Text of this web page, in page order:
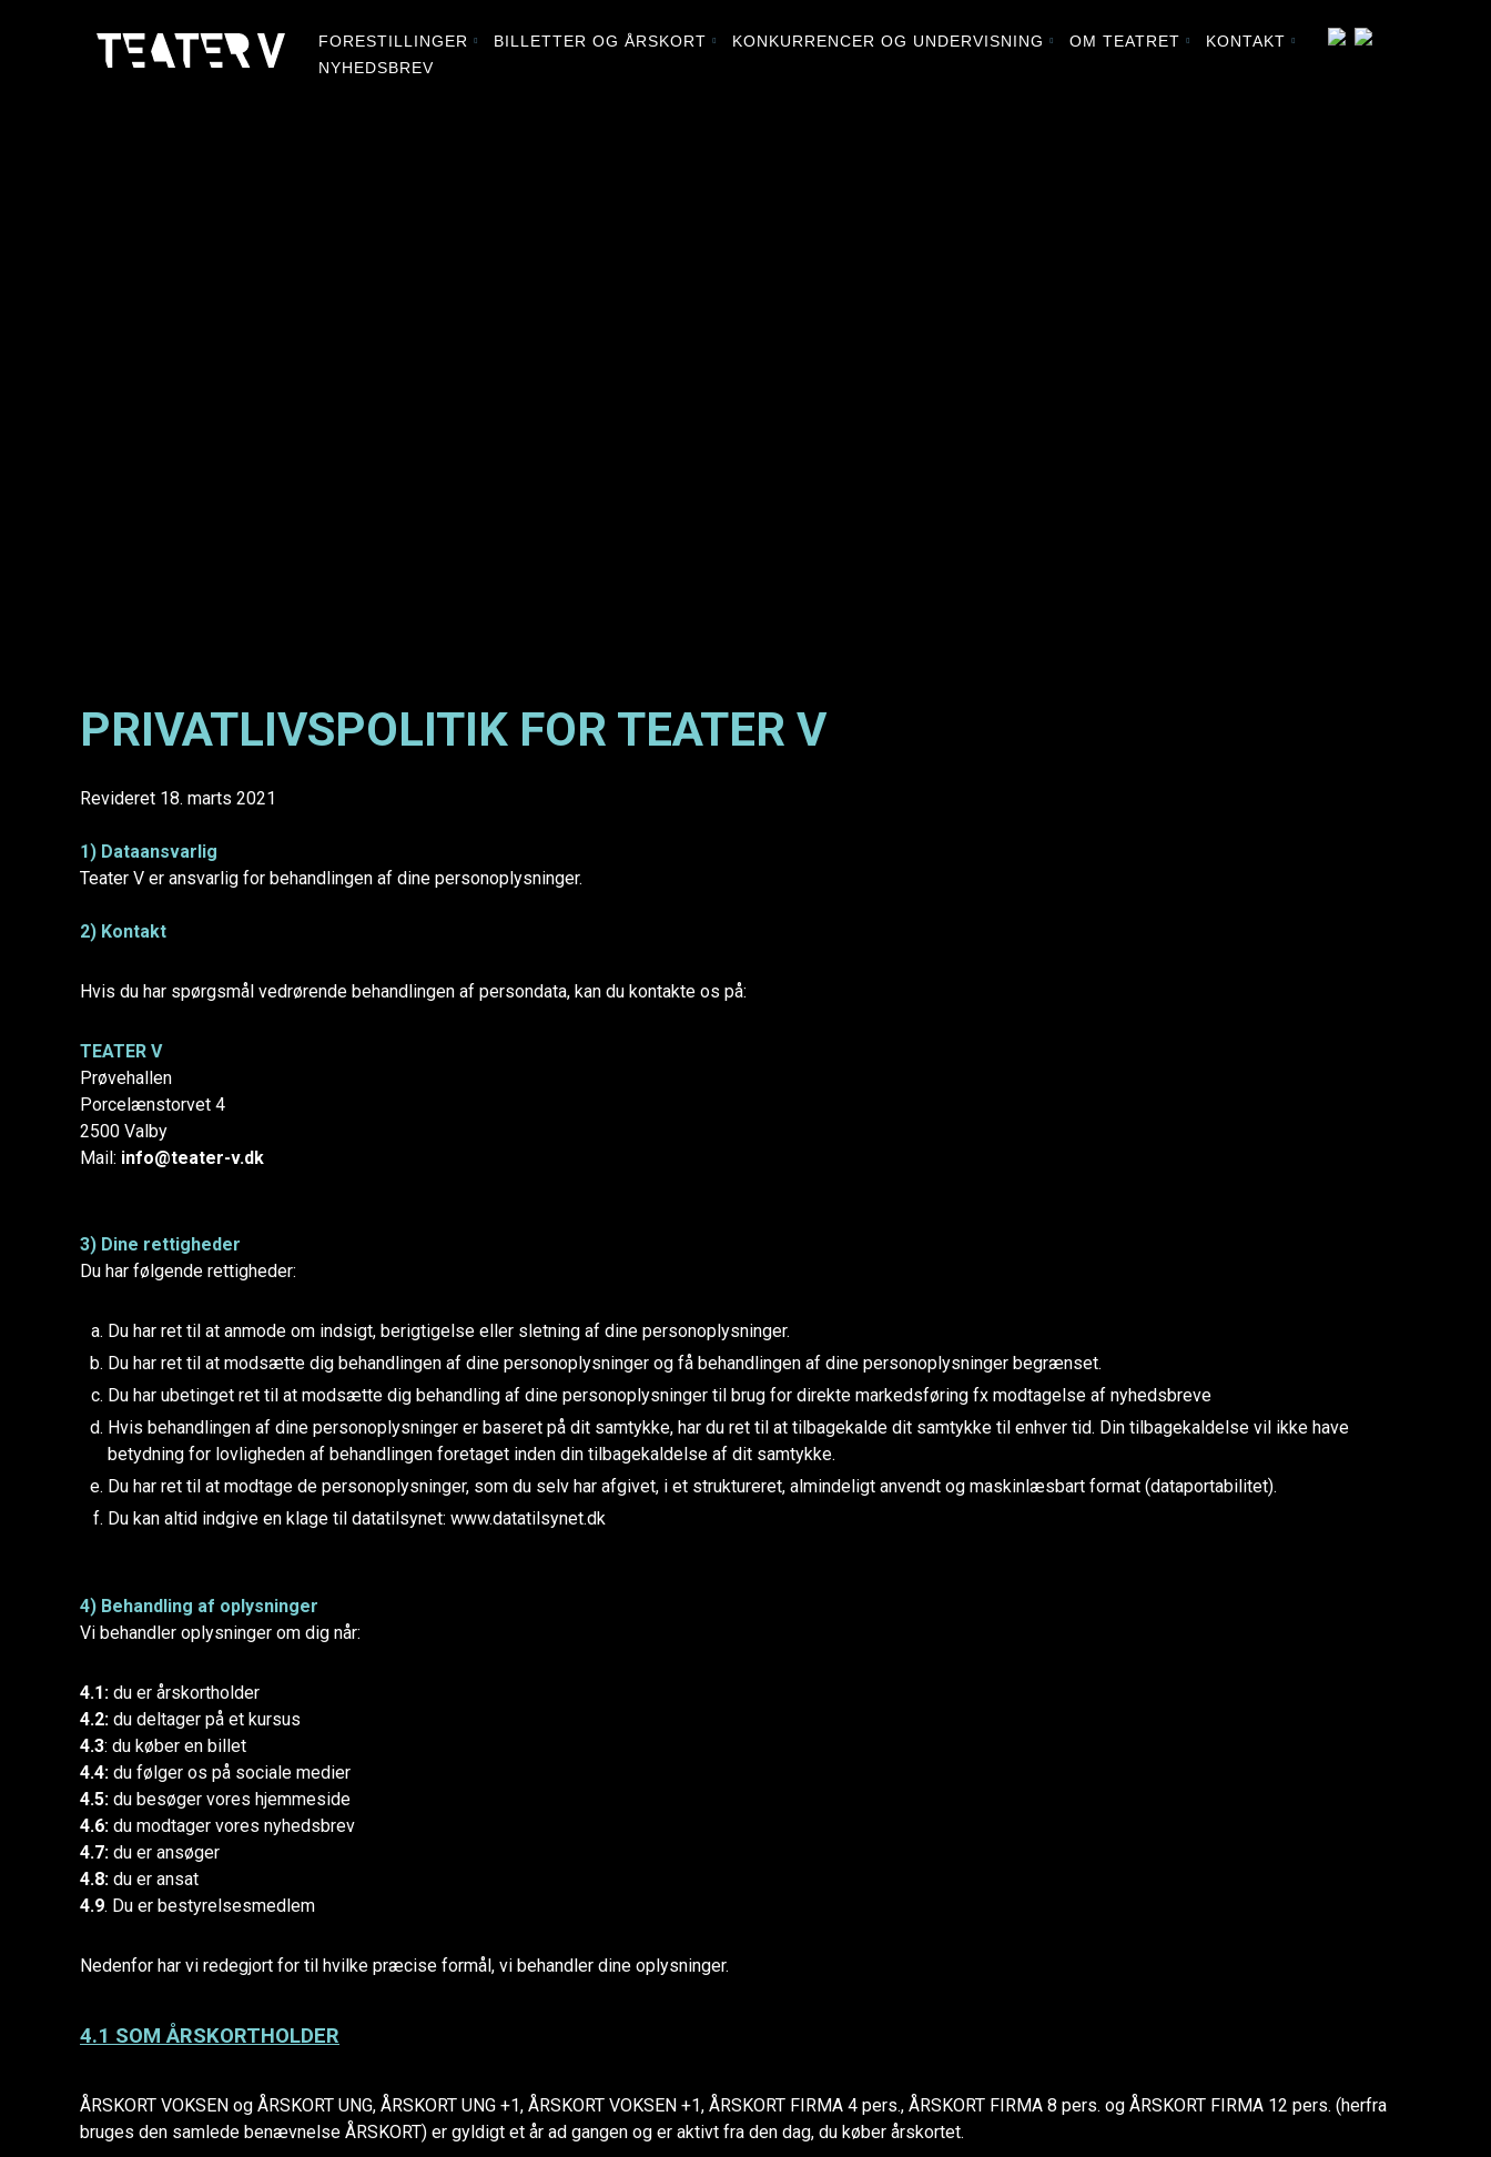
FORESTILLINGER BILLETTER OG ÅRSKORT KONKURRENCER OG UNDERVISNING OM TEATRET
KONTAKT
NYHEDSBREV
PRIVATLIVSPOLITIK FOR TEATER V
Revideret 18. marts 2021
1) Dataansvarlig
Teater V er ansvarlig for behandlingen af dine personoplysninger.
2) Kontakt
Hvis du har spørgsmål vedrørende behandlingen af persondata, kan du kontakte os på:
TEATER V
Prøvehallen
Porcelænstorvet 4
2500 Valby
Mail: info@teater-v.dk
3) Dine rettigheder
Du har følgende rettigheder:
Du har ret til at anmode om indsigt, berigtigelse eller sletning af dine personoplysninger.
Du har ret til at modsætte dig behandlingen af dine personoplysninger og få behandlingen af dine personoplysninger begrænset.
Du har ubetinget ret til at modsætte dig behandling af dine personoplysninger til brug for direkte markedsføring fx modtagelse af nyhedsbreve
Hvis behandlingen af dine personoplysninger er baseret på dit samtykke, har du ret til at tilbagekalde dit samtykke til enhver tid. Din tilbagekaldelse vil ikke have
betydning for lovligheden af behandlingen foretaget inden din tilbagekaldelse af dit samtykke.
Du har ret til at modtage de personoplysninger, som du selv har afgivet, i et struktureret, almindeligt anvendt og maskinlæsbart format (dataportabilitet).
Du kan altid indgive en klage til datatilsynet: www.datatilsynet.dk
4) Behandling af oplysninger
Vi behandler oplysninger om dig når:
4.1: du er årskortholder
4.2: du deltager på et kursus
4.3: du køber en billet
4.4: du følger os på sociale medier
4.5: du besøger vores hjemmeside
4.6: du modtager vores nyhedsbrev
4.7: du er ansøger
4.8: du er ansat
4.9. Du er bestyrelsesmedlem
Nedenfor har vi redegjort for til hvilke præcise formål, vi behandler dine oplysninger.
4.1 SOM ÅRSKORTHOLDER
ÅRSKORT VOKSEN og ÅRSKORT UNG, ÅRSKORT UNG +1, ÅRSKORT VOKSEN +1, ÅRSKORT FIRMA 4 pers., ÅRSKORT FIRMA 8 pers. og ÅRSKORT FIRMA 12 pers. (herfra
bruges den samlede benævnelse ÅRSKORT) er gyldigt et år ad gangen og er aktivt fra den dag, du køber årskortet.